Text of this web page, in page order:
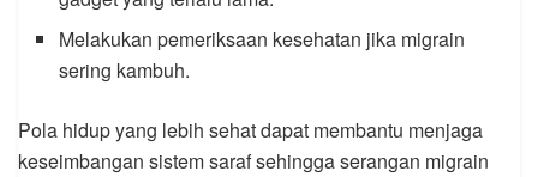
Melakukan pemeriksaan kesehatan jika migrain
sering kambuh.
Pola hidup yang lebih sehat dapat membantu menjaga
keseimbangan sistem saraf sehingga serangan migrain